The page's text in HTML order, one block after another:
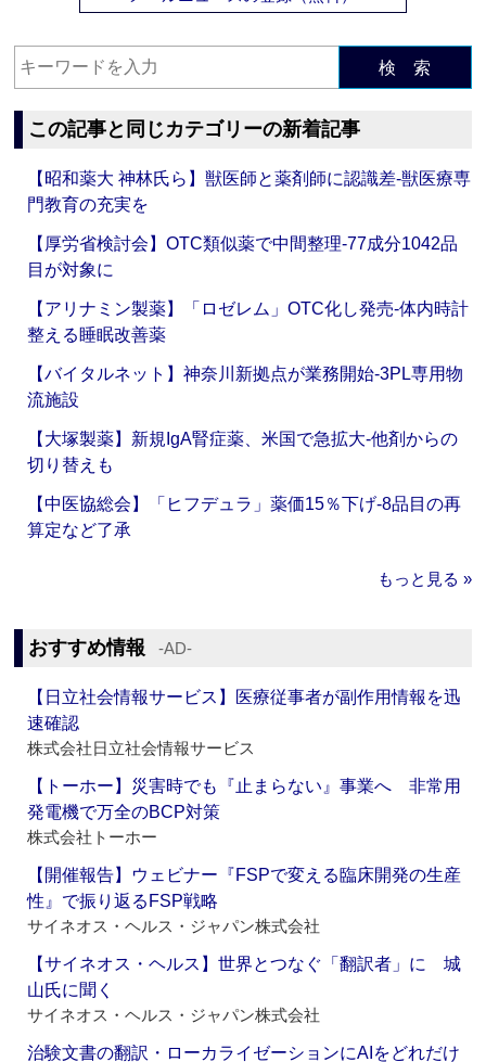
検 索
この記事と同じカテゴリーの新着記事
【昭和薬大 神林氏ら】獣医師と薬剤師に認識差‐獣医療専
門教育の充実を
【厚労省検討会】OTC類似薬で中間整理‐77成分1042品
目が対象に
【アリナミン製薬】「ロゼレム」OTC化し発売‐体内時計
整える睡眠改善薬
【バイタルネット】神奈川新拠点が業務開始‐3PL専用物
流施設
【大塚製薬】新規IgA腎症薬、米国で急拡大‐他剤からの
切り替えも
【中医協総会】「ヒフデュラ」薬価15％下げ‐8品目の再
算定など了承
もっと見る »
おすすめ情報 ‐AD‐
【日立社会情報サービス】医療従事者が副作用情報を迅
速確認
株式会社日立社会情報サービス
【トーホー】災害時でも『止まらない』事業へ 非常用
発電機で万全のBCP対策
株式会社トーホー
【開催報告】ウェビナー『FSPで変える臨床開発の生産
性』で振り返るFSP戦略
サイネオス・ヘルス・ジャパン株式会社
【サイネオス・ヘルス】世界とつなぐ「翻訳者」に 城
山氏に聞く
サイネオス・ヘルス・ジャパン株式会社
治験文書の翻訳・ローカライゼーションにAIをどれだけ